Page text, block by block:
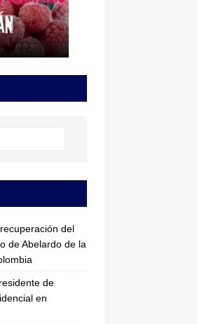
del
de Abelardo de la
de
en